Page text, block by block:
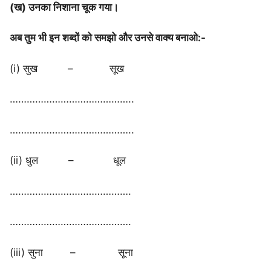
(ख) उनका निशाना चूक गया।
अब तुम भी इन शब्दों को समझो और उनसे वाक्य बनाओ:-
(i) सुख – सूख
……………………………………..
……………………………………..
(ii) धुल – धूल
…………………………………….
…………………………………….
(iii) सुना – सूना